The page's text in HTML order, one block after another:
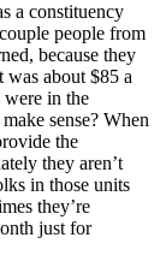
a constituency
people from
because they
was about $85 a
in the
sense? When
the
they aren’t
in those units
they’re
just for